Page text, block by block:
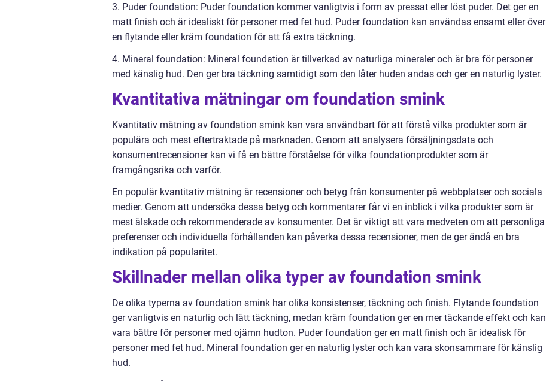
3. Puder foundation: Puder foundation kommer vanligtvis i form av pressat eller löst puder. Det ger en
matt finish och är idealiskt för personer med fet hud. Puder foundation kan användas ensamt eller över
en flytande eller kräm foundation för att få extra täckning.
4. Mineral foundation: Mineral foundation är tillverkad av naturliga mineraler och är bra för personer
med känslig hud. Den ger bra täckning samtidigt som den låter huden andas och ger en naturlig lyster.
Kvantitativa mätningar om foundation smink
Kvantitativ mätning av foundation smink kan vara användbart för att förstå vilka produkter som är
populära och mest eftertraktade på marknaden. Genom att analysera försäljningsdata och
konsumentrecensioner kan vi få en bättre förståelse för vilka foundationprodukter som är
framgångsrika och varför.
En populär kvantitativ mätning är recensioner och betyg från konsumenter på webbplatser och sociala
medier. Genom att undersöka dessa betyg och kommentarer får vi en inblick i vilka produkter som är
mest älskade och rekommenderade av konsumenter. Det är viktigt att vara medveten om att personliga
preferenser och individuella förhållanden kan påverka dessa recensioner, men de ger ändå en bra
indikation på popularitet.
Skillnader mellan olika typer av foundation smink
De olika typerna av foundation smink har olika konsistenser, täckning och finish. Flytande foundation
ger vanligtvis en naturlig och lätt täckning, medan kräm foundation ger en mer täckande effekt och kan
vara bättre för personer med ojämn hudton. Puder foundation ger en matt finish och är idealisk för
personer med fet hud. Mineral foundation ger en naturlig lyster och kan vara skonsammare för känslig
hud.